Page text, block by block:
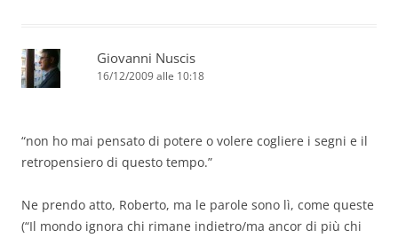
Giovanni Nuscis
16/12/2009 alle 10:18
“non ho mai pensato di potere o volere cogliere i segni e il
retropensiero di questo tempo.”
Ne prendo atto, Roberto, ma le parole sono lì, come queste
(“Il mondo ignora chi rimane indietro/ma ancor di più chi